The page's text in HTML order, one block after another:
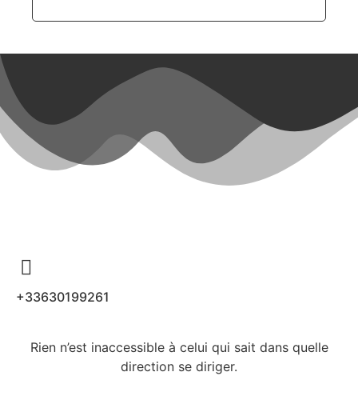
+33630199261
Rien n’est inaccessible à celui qui sait dans quelle
direction se diriger.